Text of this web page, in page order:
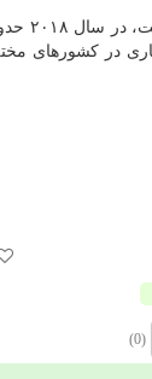
(0)